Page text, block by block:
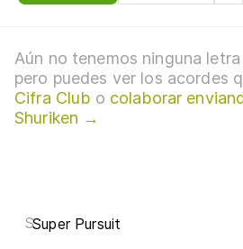
Aún no tenemos ninguna
pero puedes ver los acordes
Cifra Club o colaborar
Shuriken →
SSuper Pursuit